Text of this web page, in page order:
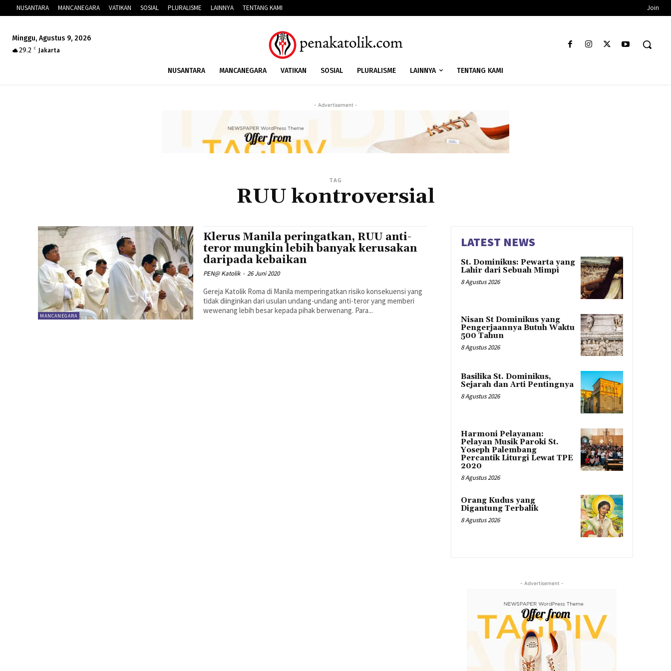
NUSANTARA MANCANEGARA VATIKAN SOSIAL PLURALISME LAINNYA TENTANG KAMI Join
Minggu, Agustus 9, 2026
29.2 C Jakarta
NUSANTARA MANCANEGARA VATIKAN SOSIAL PLURALISME LAINNYA TENTANG KAMI
- Advertisement -
TAG
RUU kontroversial
MANCANEGARA
Klerus Manila peringatkan, RUU anti-
teror mungkin lebih banyak kerusakan
daripada kebaikan
PEN@ Katolik - 26 Juni 2020
Gereja Katolik Roma di Manila memperingatkan risiko konsekuensi yang
tidak diinginkan dari usulan undang-undang anti-teror yang memberi
wewenang lebih besar kepada pihak berwenang. Para...
LATEST NEWS
St. Dominikus: Pewarta yang
Lahir dari Sebuah Mimpi
8 Agustus 2026
Nisan St Dominikus yang
Pengerjaannya Butuh Waktu
500 Tahun
8 Agustus 2026
Basilika St. Dominikus,
Sejarah dan Arti Pentingnya
8 Agustus 2026
Harmoni Pelayanan:
Pelayan Musik Paroki St.
Yoseph Palembang
Percantik Liturgi Lewat TPE
2020
8 Agustus 2026
Orang Kudus yang
Digantung Terbalik
8 Agustus 2026
- Advertisement -